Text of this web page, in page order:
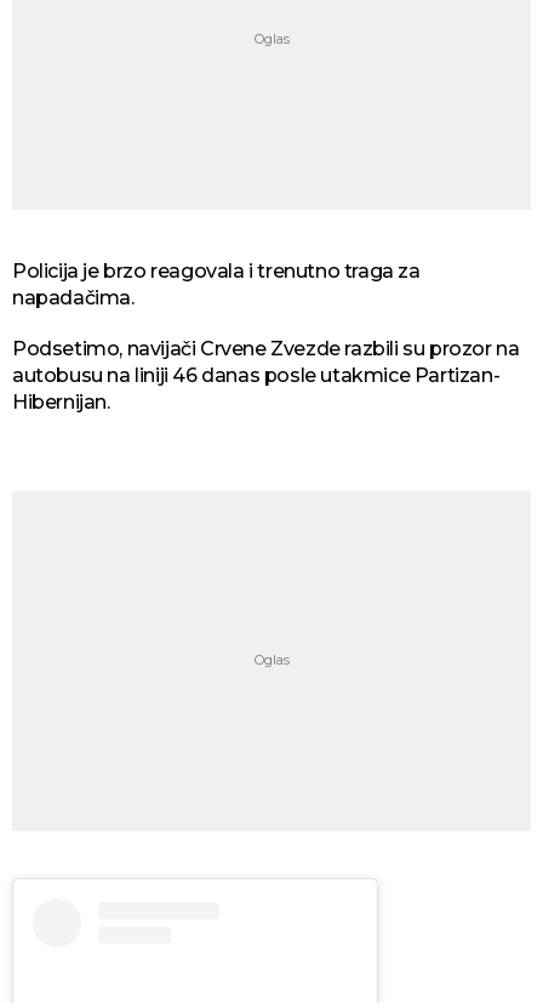
Policija je brzo reagovala i trenutno traga za
napadačima.
Podsetimo, navijači Crvene Zvezde razbili su prozor na
autobusu na liniji 46 danas posle utakmice Partizan-
Hibernijan.